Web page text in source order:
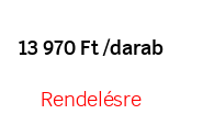
13 970 Ft /darab
Rendelésre